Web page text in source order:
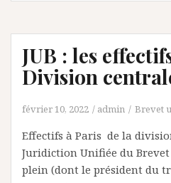
JUB : les
Division
février 10, 2022 admin Brevet
Effectifs à Paris de la
Juridiction Unifiée du
plein (dont le président du